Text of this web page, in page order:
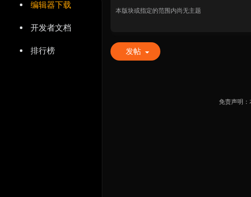
编辑器下载
开发者文档
排行榜
本版块或指定的范围内尚无主题
发帖
免责声明：